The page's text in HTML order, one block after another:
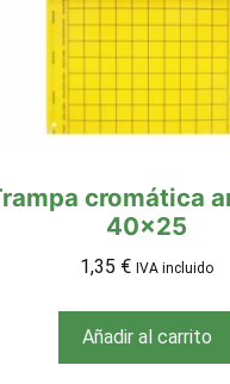
cromática
40×25
1,35 € IVA incluido
Añadir al carrito